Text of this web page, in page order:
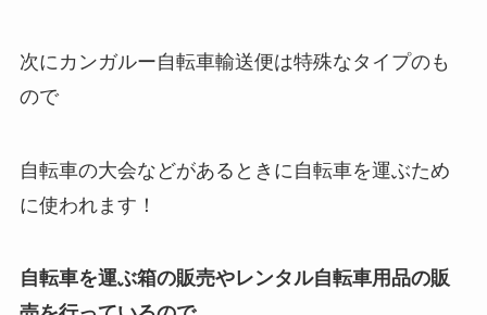
次にカンガルー自転車輸送便は特殊なタイプのも
ので
自転車の大会などがあるときに自転車を運ぶため
に使われます！
自転車を運ぶ箱の販売やレンタル自転車用品の販